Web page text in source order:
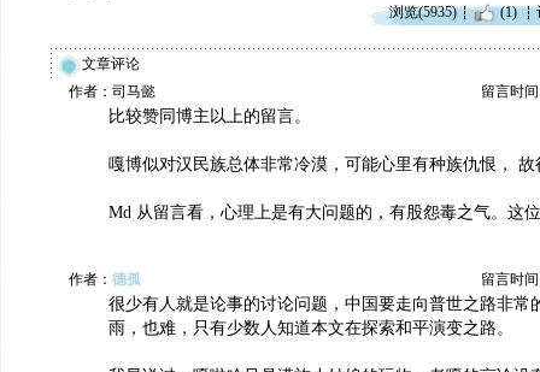
浏览(5935) (1)
文章评论
作者：司马懿
留言时间
比较赞同博主以上的留言。
嘎博似对汉民族总体非常冷漠，可能心里有种族仇恨，
Md 从留言看，心理上是有大问题的，有股怨毒之气。这
作者： 德孤 留言时间
很少有人就是论事的讨论问题，中国要走向普世之路非常
雨，也难，只有少数人知道本文在探索和平演变之路。